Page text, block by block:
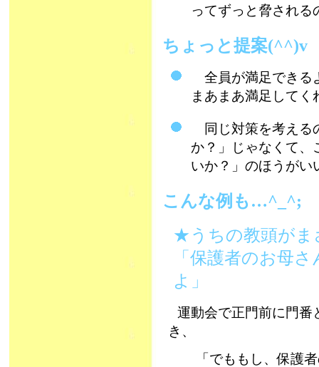
ってずっと脅され
ちょっと提案
全員が満足できる
まあまあ満足して
同じ対策を考える
か？」じゃなくて、
いか？」のほうがい
こんな例も…^_^;
★うちの教頭がま
「保護者のお母
よ」
運動会で正門前に門番
き、
「でももし、保護